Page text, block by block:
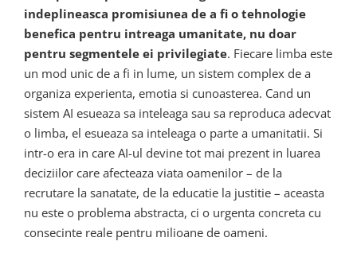
indeplineasca promisiunea de a fi o tehnologie
benefica pentru intreaga umanitate, nu doar
pentru segmentele ei privilegiate. Fiecare limba este
un mod unic de a fi in lume, un sistem complex de a
organiza experienta, emotia si cunoasterea. Cand un
sistem AI esueaza sa inteleaga sau sa reproduca adecvat
o limba, el esueaza sa inteleaga o parte a umanitatii. Si
intr-o era in care AI-ul devine tot mai prezent in luarea
deciziilor care afecteaza viata oamenilor – de la
recrutare la sanatate, de la educatie la justitie – aceasta
nu este o problema abstracta, ci o urgenta concreta cu
consecinte reale pentru milioane de oameni.